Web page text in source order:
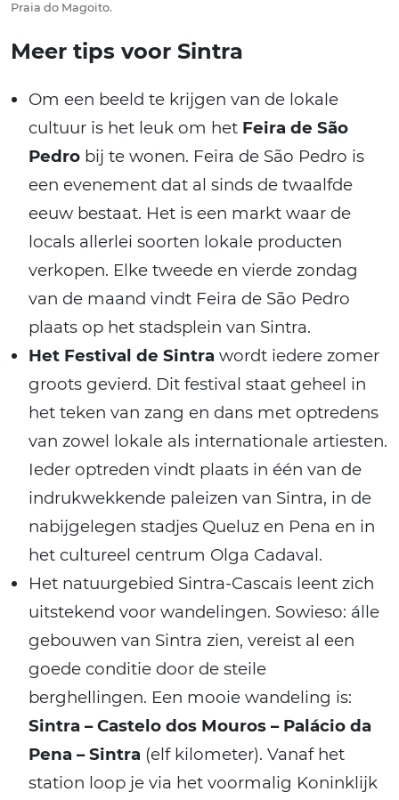
Praia do Magoito.
Meer tips voor Sintra
Om een beeld te krijgen van de lokale
cultuur is het leuk om het Feira de São
Pedro bij te wonen. Feira de São Pedro is
een evenement dat al sinds de twaalfde
eeuw bestaat. Het is een markt waar de
locals allerlei soorten lokale producten
verkopen. Elke tweede en vierde zondag
van de maand vindt Feira de São Pedro
plaats op het stadsplein van Sintra.
Het Festival de Sintra wordt iedere zomer
groots gevierd. Dit festival staat geheel in
het teken van zang en dans met optredens
van zowel lokale als internationale artiesten.
Ieder optreden vindt plaats in één van de
indrukwekkende paleizen van Sintra, in de
nabijgelegen stadjes Queluz en Pena en in
het cultureel centrum Olga Cadaval.
Het natuurgebied Sintra-Cascais leent zich
uitstekend voor wandelingen. Sowieso: álle
gebouwen van Sintra zien, vereist al een
goede conditie door de steile
berghellingen. Een mooie wandeling is:
Sintra – Castelo dos Mouros – Palácio da
Pena – Sintra (elf kilometer). Vanaf het
station loop je via het voormalig Koninklijk